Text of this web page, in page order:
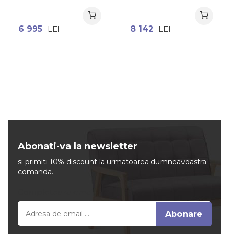
6 995 LEI 8 142 LEI
Abonati-va la newsletter
si primiti 10% discount la urmatoarea dumneavoastra
comanda.
Abonare